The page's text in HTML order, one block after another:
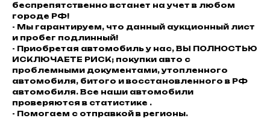
беспрепятственно встанет на учет в любом
городе РФ!
- Мы гарантируем, что данный аукционный лист
и пробег подлинный!
- Приобретая автомобиль у нас, ВЫ ПОЛНОСТЬЮ
ИСКЛЮЧАЕТЕ РИСК; покупки авто с
проблемными документами, утопленного
автомобиля, битого и восстановленного в РФ
автомобиля. Все наши автомобили
проверяются в статистике .
- Помогаем с отправкой в регионы.